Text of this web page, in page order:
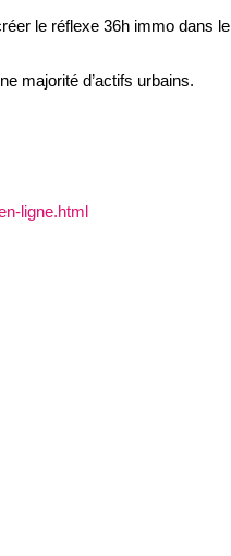
le réflexe 36h immo dans le
majorité d’actifs urbains.
ligne.html